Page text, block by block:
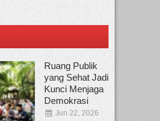
Ruang Publik
yang Sehat Jadi
Kunci Menjaga
Demokrasi
Jun 22, 2026